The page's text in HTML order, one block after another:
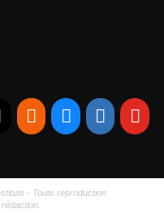
- Toute reproduction